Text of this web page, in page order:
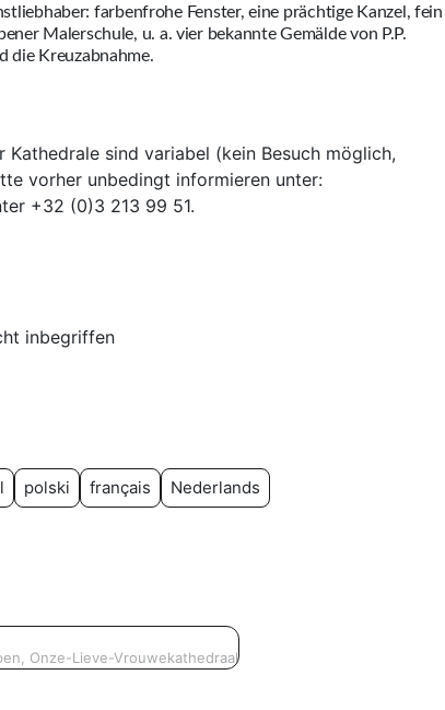
farbenfrohe Fenster, eine prächtige Kanzel, fein
Malerschule, u. a. vier bekannte Gemälde von P.P.
die Kreuzabnahme.
sind variabel (kein Besuch möglich,
vorher unbedingt informieren unter:
+32 (0)3 213 99 51.
inbegriffen
polski français Nederlands
Onze-Lieve-Vrouwekathedraal